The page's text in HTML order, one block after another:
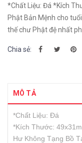
*Chất Liệu: Đá *Kích
Phật Bản Mệnh cho
thế chư Phật đệ nhất
Chia sẻ:
MÔ TẢ
*Chất Liệu: Đá
*Kích Thước:
Hư Không Tạng Bồ